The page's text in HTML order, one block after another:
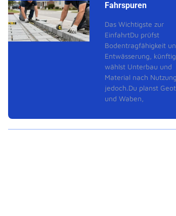
Fahrspuren
Das Wichtigste zur
EinfahrtDu prüfst
Bodentragfähigkeit
Entwässerung,
wählst Unterbau und
Material nach Nutzung
jedoch.Du planst
und Waben,